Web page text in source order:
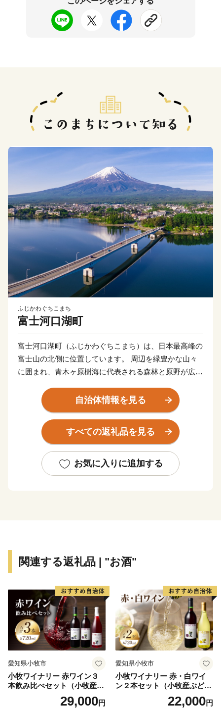
ふじかわぐちこまち
富士河口湖町
富士河口湖町（ふじかわぐちこまち）は、日本最高峰の
富士山の北側に位置しています。 周辺を緑豊かな山々
に囲まれ、青木ヶ原樹海に代表される森林と原野が広が
進湖、本栖湖という全く特徴の異なった４つの湖を有す
る日本屈指の景勝地として高い評価を得ています。南は
富士山の傾斜地、北は御坂山系に挟まれた高原のため夏
季は過ごしやすく、四季折々、美しく豊かな自然を求め
に向け「富士山」が世界文化遺産であり続けるよう、
様々な政策に取り組んでいます。
の湖で行われる花火大会、マラソンなど多彩なイベント
自治体情報を見る
すべての返礼品を見る
お気に入りに追加する
関連する返礼品 | "お酒"
愛知県小牧市
小牧ワイナリー 赤ワイン３
本飲み比べセット（小牧産ぶ
どう100％使用）29,000円
愛知県小牧市
小牧ワイナリー 赤・白ワイ
ン２本セット（小牧産ぶどう
22,000円